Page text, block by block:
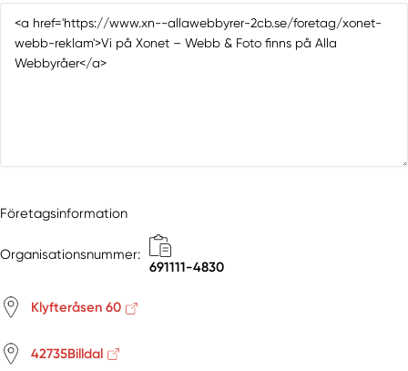
Företagsinformation
Organisationsnummer:
691111-4830
Klyfteråsen 60
42735Billdal